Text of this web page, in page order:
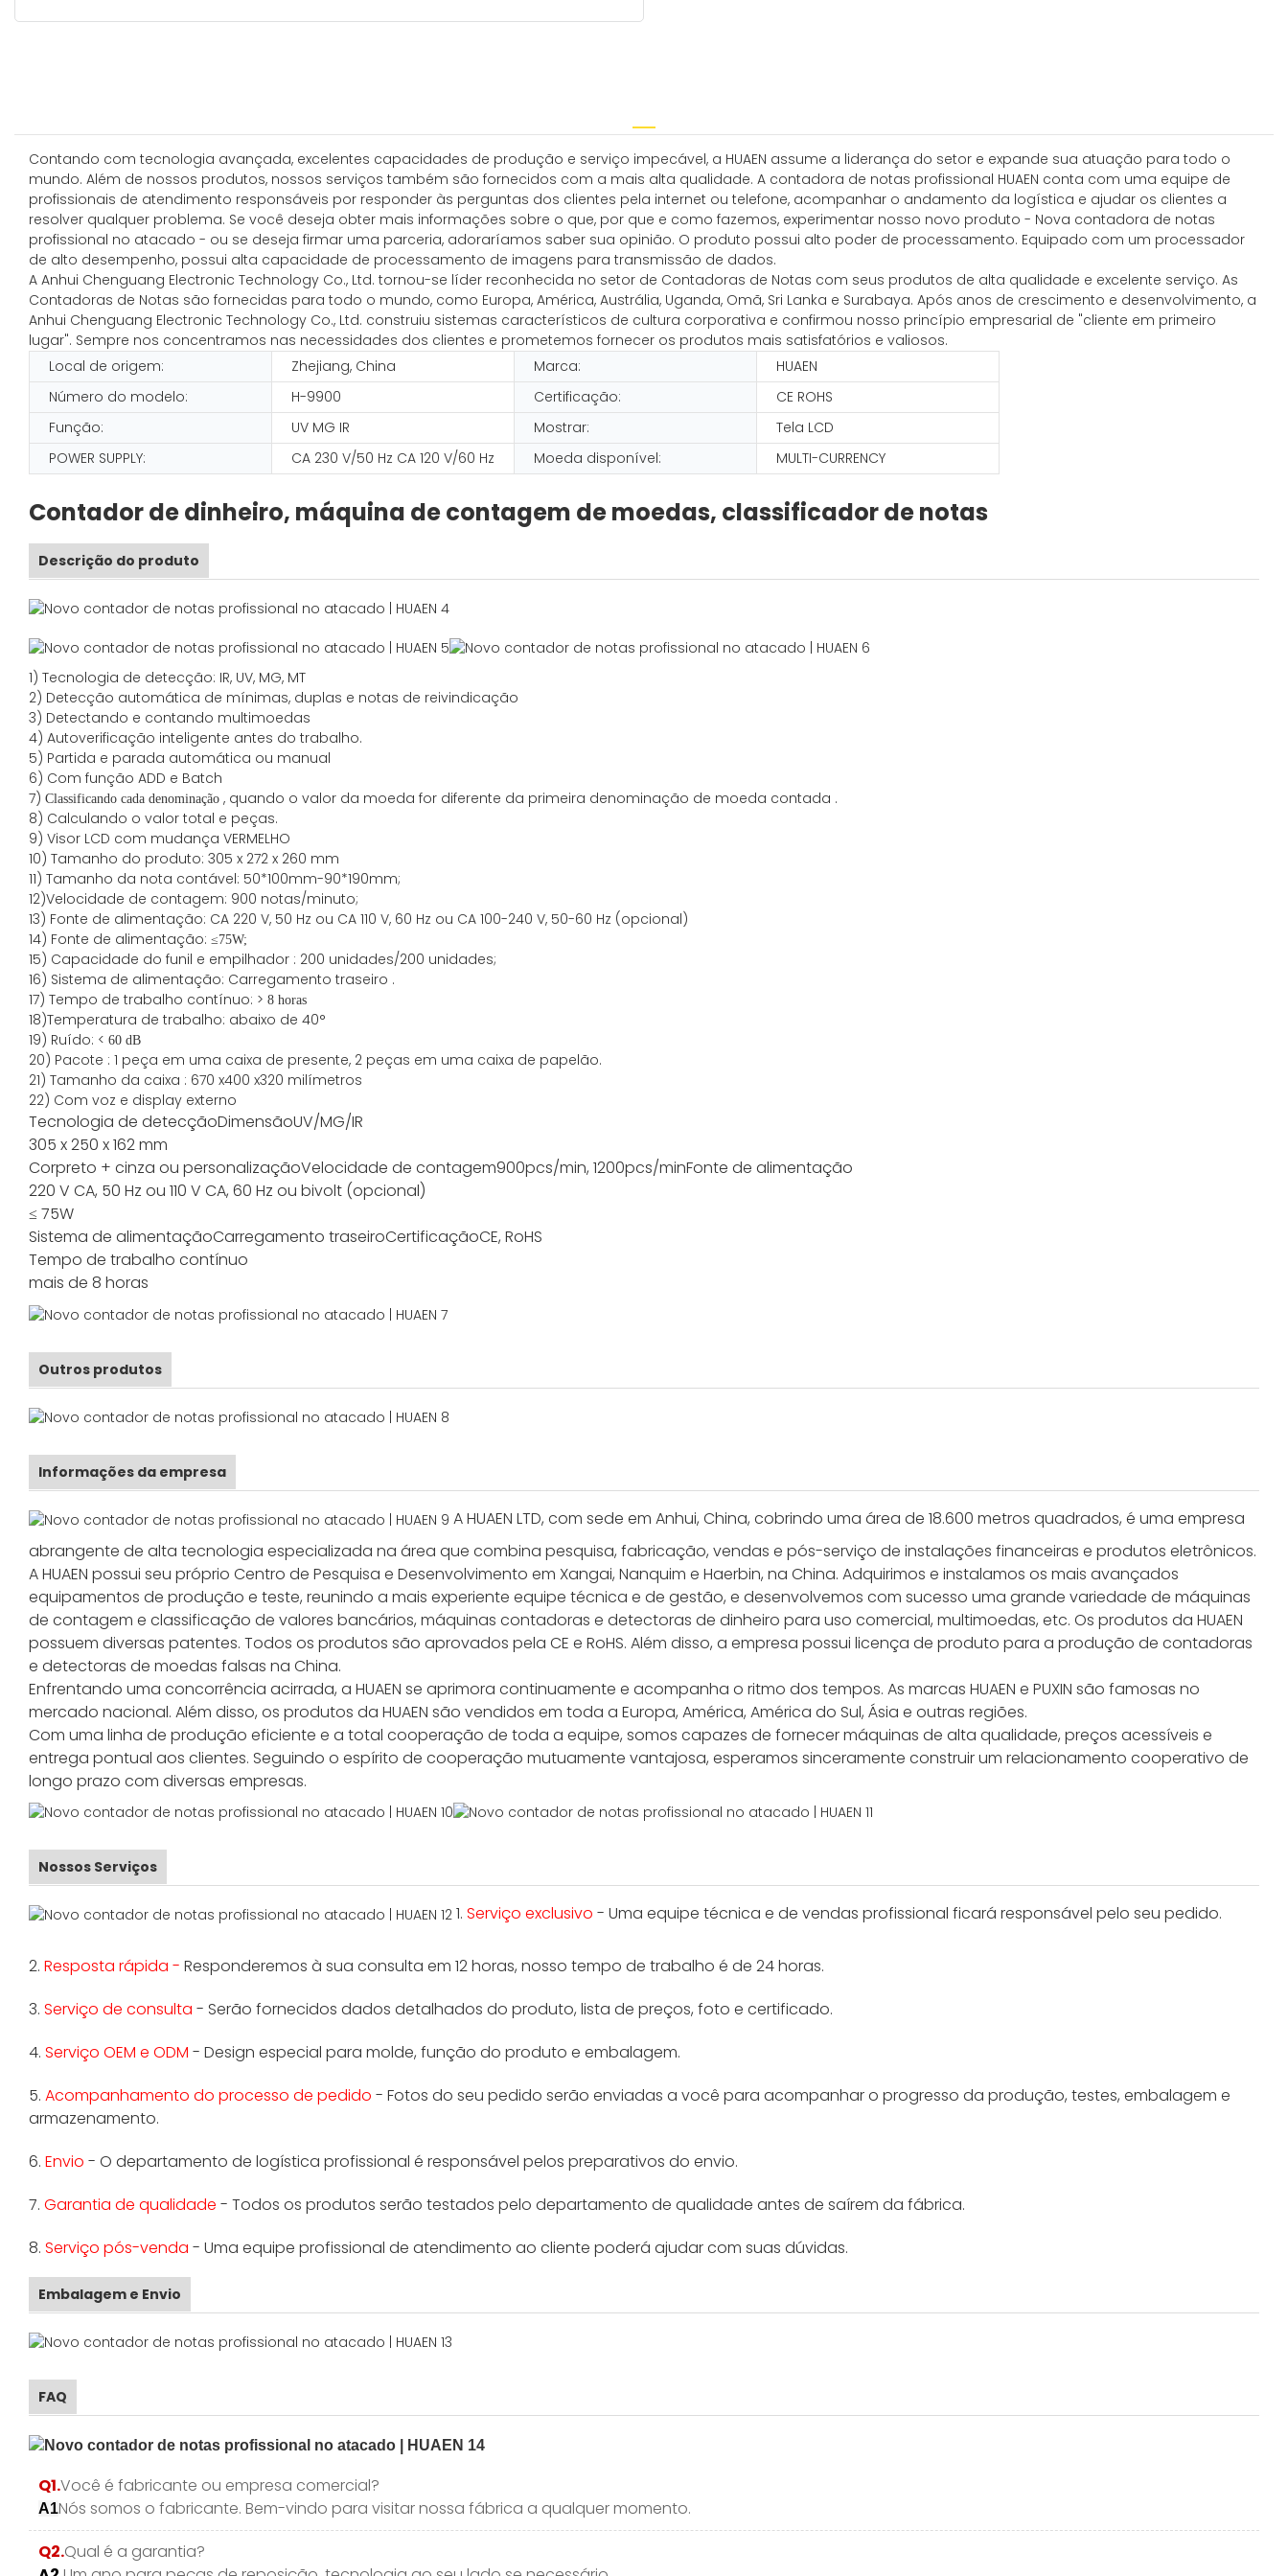
Contando com tecnologia avançada, excelentes capacidades de produção e serviço impecável, a HUAEN assume a liderança do setor e expande sua atuação para todo o
mundo. Além de nossos produtos, nossos serviços também são fornecidos com a mais alta qualidade. A contadora de notas profissional HUAEN conta com uma equipe de
profissionais de atendimento responsáveis ​​por responder às perguntas dos clientes pela internet ou telefone, acompanhar o andamento da logística e ajudar os clientes a
resolver qualquer problema. Se você deseja obter mais informações sobre o que, por que e como fazemos, experimentar nosso novo produto - Nova contadora de notas
profissional no atacado - ou se deseja firmar uma parceria, adoraríamos saber sua opinião. O produto possui alto poder de processamento. Equipado com um processador
de alto desempenho, possui alta capacidade de processamento de imagens para transmissão de dados.
A Anhui Chenguang Electronic Technology Co., Ltd. tornou-se líder reconhecida no setor de Contadoras de Notas com seus produtos de alta qualidade e excelente serviço. As
Contadoras de Notas são fornecidas para todo o mundo, como Europa, América, Austrália, Uganda, Omã, Sri Lanka e Surabaya. Após anos de crescimento e desenvolvimento, a
Anhui Chenguang Electronic Technology Co., Ltd. construiu sistemas característicos de cultura corporativa e confirmou nosso princípio empresarial de "cliente em primeiro
lugar". Sempre nos concentramos nas necessidades dos clientes e prometemos fornecer os produtos mais satisfatórios e valiosos.
Local de origem:
Zhejiang, China Marca:
HUAEN
Número do modelo:
H-9900 Certificação:
CE ROHS
Função:
UV MG IR Mostrar:
Tela LCD
POWER SUPPLY:
CA 230 V/50 Hz CA 120 V/60 Hz Moeda disponível: MULTI-CURRENCY
Contador de dinheiro, máquina de contagem de moedas, classificador de notas
Descrição do produto
1) Tecnologia de detecção: IR, UV, MG, MT
2) Detecção automática de mínimas, duplas e notas de reivindicação
3) Detectando e contando multimoedas
4) Autoverificação inteligente antes do trabalho.
5) Partida e parada automática ou manual
6) Com função ADD e Batch
7) Classificando cada denominação , quando o valor da moeda for diferente da primeira denominação de moeda contada .
8) Calculando o valor total e peças.
9) Visor LCD com mudança VERMELHO
10) Tamanho do produto: 305 x 272 x 260 mm
11) Tamanho da nota contável: 50*100mm-90*190mm;
12)Velocidade de contagem: 900 notas/minuto;
13) Fonte de alimentação: CA 220 V, 50 Hz ou CA 110 V, 60 Hz ou CA 100-240 V, 50-60 Hz (opcional)
14) Fonte de alimentação: ≤75W;
15) Capacidade do funil e empilhador : 200 unidades/200 unidades;
16) Sistema de alimentação: Carregamento traseiro .
17) Tempo de trabalho contínuo: > 8 horas
18)Temperatura de trabalho: abaixo de 40°
19) Ruído: < 60 dB
20) Pacote : 1 peça em uma caixa de presente, 2 peças em uma caixa de papelão.
21) Tamanho da caixa : 670 x400 x320 milímetros
22) Com voz e display externo
Tecnologia de detecçãoDimensãoUV/MG/IR
305 x 250 x 162 mm
Corpreto + cinza ou personalizaçãoVelocidade de contagem900pcs/min, 1200pcs/minFonte de alimentação
220 V CA, 50 Hz ou 110 V CA, 60 Hz ou bivolt (opcional)
≤ 75W
Sistema de alimentaçãoCarregamento traseiroCertificaçãoCE, RoHS
Tempo de trabalho contínuo
mais de 8 horas
Outros produtos
Informações da empresa
A HUAEN LTD, com sede em Anhui, China, cobrindo uma área de 18.600 metros quadrados, é uma empresa
abrangente de alta tecnologia especializada na área que combina pesquisa, fabricação, vendas e pós-serviço de instalações financeiras e produtos eletrônicos.
A HUAEN possui seu próprio Centro de Pesquisa e Desenvolvimento em Xangai, Nanquim e Haerbin, na China. Adquirimos e instalamos os mais avançados
equipamentos de produção e teste, reunindo a mais experiente equipe técnica e de gestão, e desenvolvemos com sucesso uma grande variedade de máquinas
de contagem e classificação de valores bancários, máquinas contadoras e detectoras de dinheiro para uso comercial, multimoedas, etc. Os produtos da HUAEN
possuem diversas patentes. Todos os produtos são aprovados pela CE e RoHS. Além disso, a empresa possui licença de produto para a produção de contadoras
e detectoras de moedas falsas na China.
Enfrentando uma concorrência acirrada, a HUAEN se aprimora continuamente e acompanha o ritmo dos tempos. As marcas HUAEN e PUXIN são famosas no
mercado nacional. Além disso, os produtos da HUAEN são vendidos em toda a Europa, América, América do Sul, Ásia e outras regiões.
Com uma linha de produção eficiente e a total cooperação de toda a equipe, somos capazes de fornecer máquinas de alta qualidade, preços acessíveis e
entrega pontual aos clientes. Seguindo o espírito de cooperação mutuamente vantajosa, esperamos sinceramente construir um relacionamento cooperativo de
longo prazo com diversas empresas.
Nossos Serviços
1. Serviço exclusivo - Uma equipe técnica e de vendas profissional ficará responsável pelo seu pedido.
2. Resposta rápida - Responderemos à sua consulta em 12 horas, nosso tempo de trabalho é de 24 horas.
3. Serviço de consulta - Serão fornecidos dados detalhados do produto, lista de preços, foto e certificado.
4. Serviço OEM e ODM - Design especial para molde, função do produto e embalagem.
5. Acompanhamento do processo de pedido - Fotos do seu pedido serão enviadas a você para acompanhar o progresso da produção, testes, embalagem e
armazenamento.
6. Envio - O departamento de logística profissional é responsável pelos preparativos do envio.
7. Garantia de qualidade - Todos os produtos serão testados pelo departamento de qualidade antes de saírem da fábrica.
8. Serviço pós-venda - Uma equipe profissional de atendimento ao cliente poderá ajudar com suas dúvidas.
Embalagem e Envio
FAQ
Q1.Você é fabricante ou empresa comercial?
A1Nós somos o fabricante. Bem-vindo para visitar nossa fábrica a qualquer momento.
Q2.Qual é a garantia?